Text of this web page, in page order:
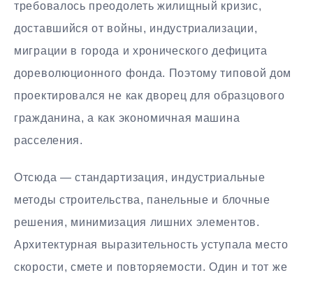
требовалось преодолеть жилищный кризис,
доставшийся от войны, индустриализации,
миграции в города и хронического дефицита
дореволюционного фонда. Поэтому типовой дом
проектировался не как дворец для образцового
гражданина, а как экономичная машина
расселения.
Отсюда — стандартизация, индустриальные
методы строительства, панельные и блочные
решения, минимизация лишних элементов.
Архитектурная выразительность уступала место
скорости, смете и повторяемости. Один и тот же